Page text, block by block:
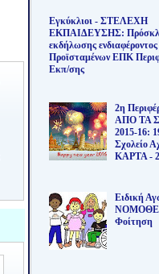
Εγκύκλιοι - ΣΤΕΛΕΧΗ
ΕΚΠΑΙΔΕΥΣΗΣ:
εκδήλωσης ενδιαφέροντος
Προϊσταμένων ΕΠΚ
Εκπ/σης
2η
ΑΠΟ ΤΑ
2015-16:
Σχολείο
ΚΑΡΤΑ -
Ειδική
Φοίτηση